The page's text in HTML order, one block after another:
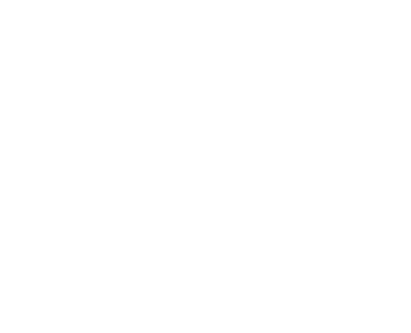
innerhalb von vier Wochen ab
Barrierefreiheit (LZ-BARR)